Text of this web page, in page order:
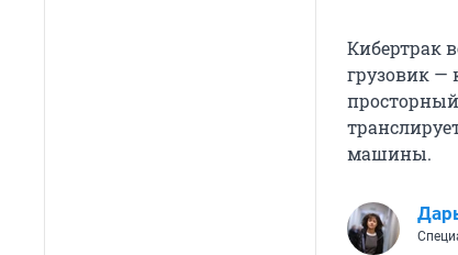
Кибертрак
грузовик —
машины.